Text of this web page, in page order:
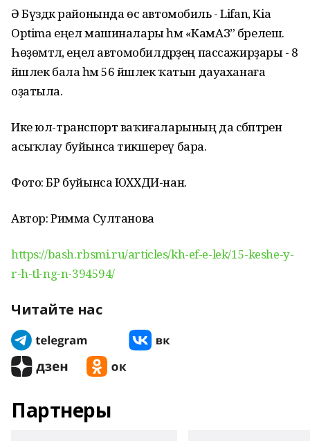
Ә Бүздәк районында өс автомобиль - Lifan, Kia
Optima еңел машиналары һәм «КамАЗ” бәрелешә.
Һөҙөмтәлә, еңел автомобилдәрҙең пассажирҙары - 8
йәшлек бала һәм 56 йәшлек ҡатын дауаханаға
оҙатыла.
Ике юл-транспорт ваҡиғаларының да сәбәптәрен
асыҡлау буйынса тикшереү бара.
Фото: БР буйынса ЮХХДИ-нан.
Автор: Римма Султанова
https://bash.rbsmi.ru/articles/kh-ef-e-lek/15-keshe-y-
r-h-tl-ng-n-394594/
Читайте нас
Партнеры